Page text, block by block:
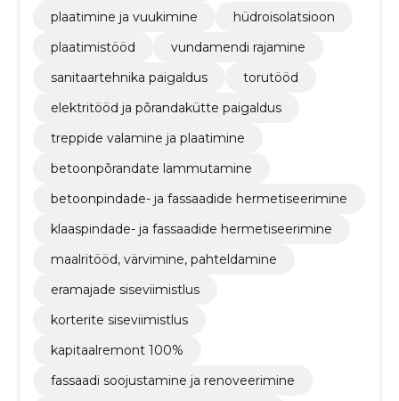
plaatimine ja vuukimine
hüdroisolatsioon
plaatimistööd
vundamendi rajamine
sanitaartehnika paigaldus
torutööd
elektritööd ja põrandakütte paigaldus
treppide valamine ja plaatimine
betoonpõrandate lammutamine
betoonpindade- ja fassaadide hermetiseerimine
klaaspindade- ja fassaadide hermetiseerimine
maalritööd, värvimine, pahteldamine
eramajade siseviimistlus
korterite siseviimistlus
kapitaalremont 100%
fassaadi soojustamine ja renoveerimine